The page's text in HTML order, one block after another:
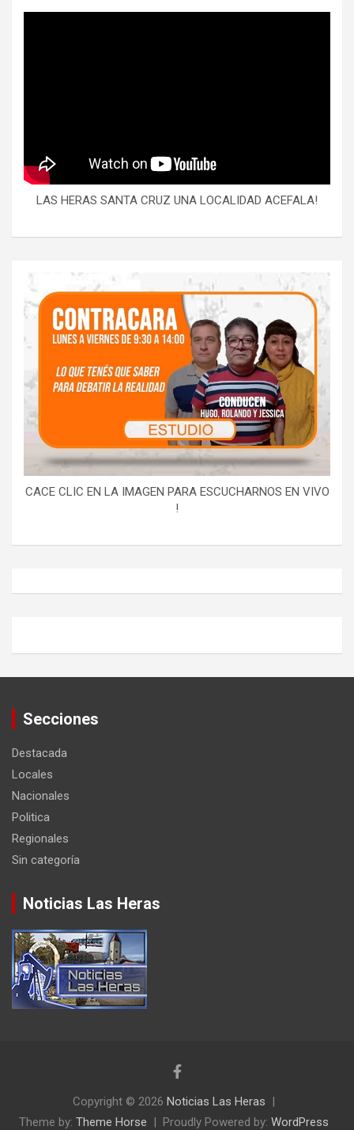
LAS HERAS SANTA CRUZ UNA LOCALIDAD ACEFALA!
CACE CLIC EN LA IMAGEN PARA ESCUCHARNOS EN VIVO
!
Secciones
Destacada
Locales
Nacionales
Politica
Regionales
Sin categoría
Noticias Las Heras
Copyright © 2026 Noticias Las Heras
Theme by: Theme Horse Proudly Powered by: WordPress